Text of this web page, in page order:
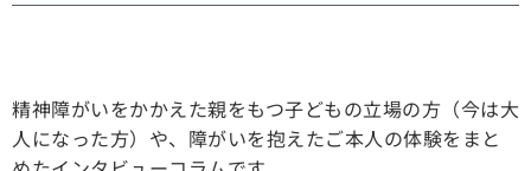
精神障がいをかかえた親をもつ子どもの立場の方（今は大
人になった方）や、障がいを抱えたご本人の体験をまと